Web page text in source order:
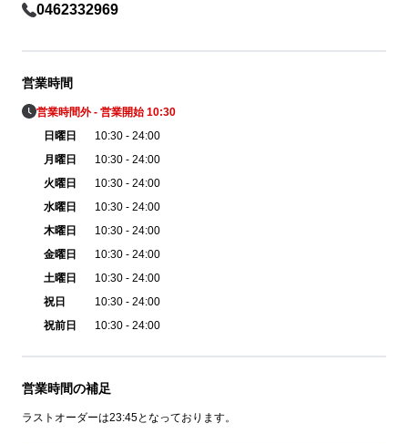
0462332969
営業時間
営業時間外 - 営業開始 10:30
日曜日
10:30 - 24:00
月曜日
10:30 - 24:00
火曜日
10:30 - 24:00
水曜日
10:30 - 24:00
木曜日
10:30 - 24:00
金曜日
10:30 - 24:00
土曜日
10:30 - 24:00
祝日
10:30 - 24:00
祝前日
10:30 - 24:00
営業時間の補足
ラストオーダーは23:45となっております。